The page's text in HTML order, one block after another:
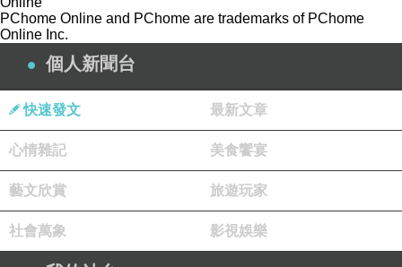
卸洗一次完成 清爽好舒服
含 醣蛋白成分 延緩肌膚老化
超保濕 水嫩 柔滑
贈 五合一全方位深層清潔洗臉機
輕巧好攜帶，外出旅遊、洽公隨身帶著走
PChome Online and PChome are trademarks of PChome
Online Inc.
個人新聞台
快速發文 最新文章
心情雜記 美食饗宴
藝文欣賞 旅遊玩家
社會萬象 影視娛樂